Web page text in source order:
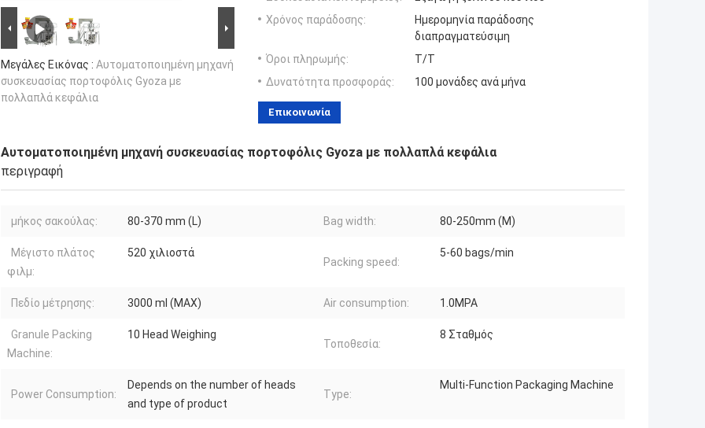
Μεγάλες Εικόνας : Αυτοματοποιημένη μηχανή
συσκευασίας πορτοφόλις Gyoza με
πολλαπλά κεφάλια
Χρόνος παράδοσης:
Ημερομηνία παράδοσης
διαπραγματεύσιμη
Όροι πληρωμής:
Τ/Τ
Δυνατότητα προσφοράς:
100 μονάδες ανά μήνα
Επικοινωνία
Αυτοματοποιημένη μηχανή συσκευασίας πορτοφόλις Gyoza με πολλαπλά κεφάλια
περιγραφή
μήκος σακούλας: 80-370 mm (L) Bag width: 80-250mm (M)
Μέγιστο πλάτος
φιλμ:
520 χιλιοστά
Packing speed:
5-60 bags/min
Πεδίο μέτρησης: 3000 ml (MAX) Air consumption: 1.0MPA
Granule Packing
Machine:
10 Head Weighing
Τοποθεσία:
8 Σταθμός
Power Consumption:
Depends on the number of heads
and type of product
Type:
Multi-Function Packaging Machine